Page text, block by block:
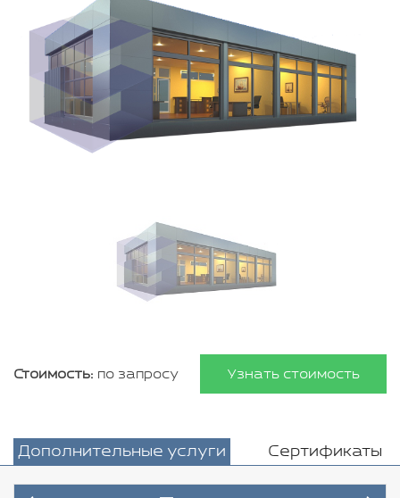
Стоимость: по запросу Узнать стоимость
Дополнительные услуги Сертификаты